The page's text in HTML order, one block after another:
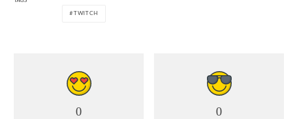
TWITCH
0 0